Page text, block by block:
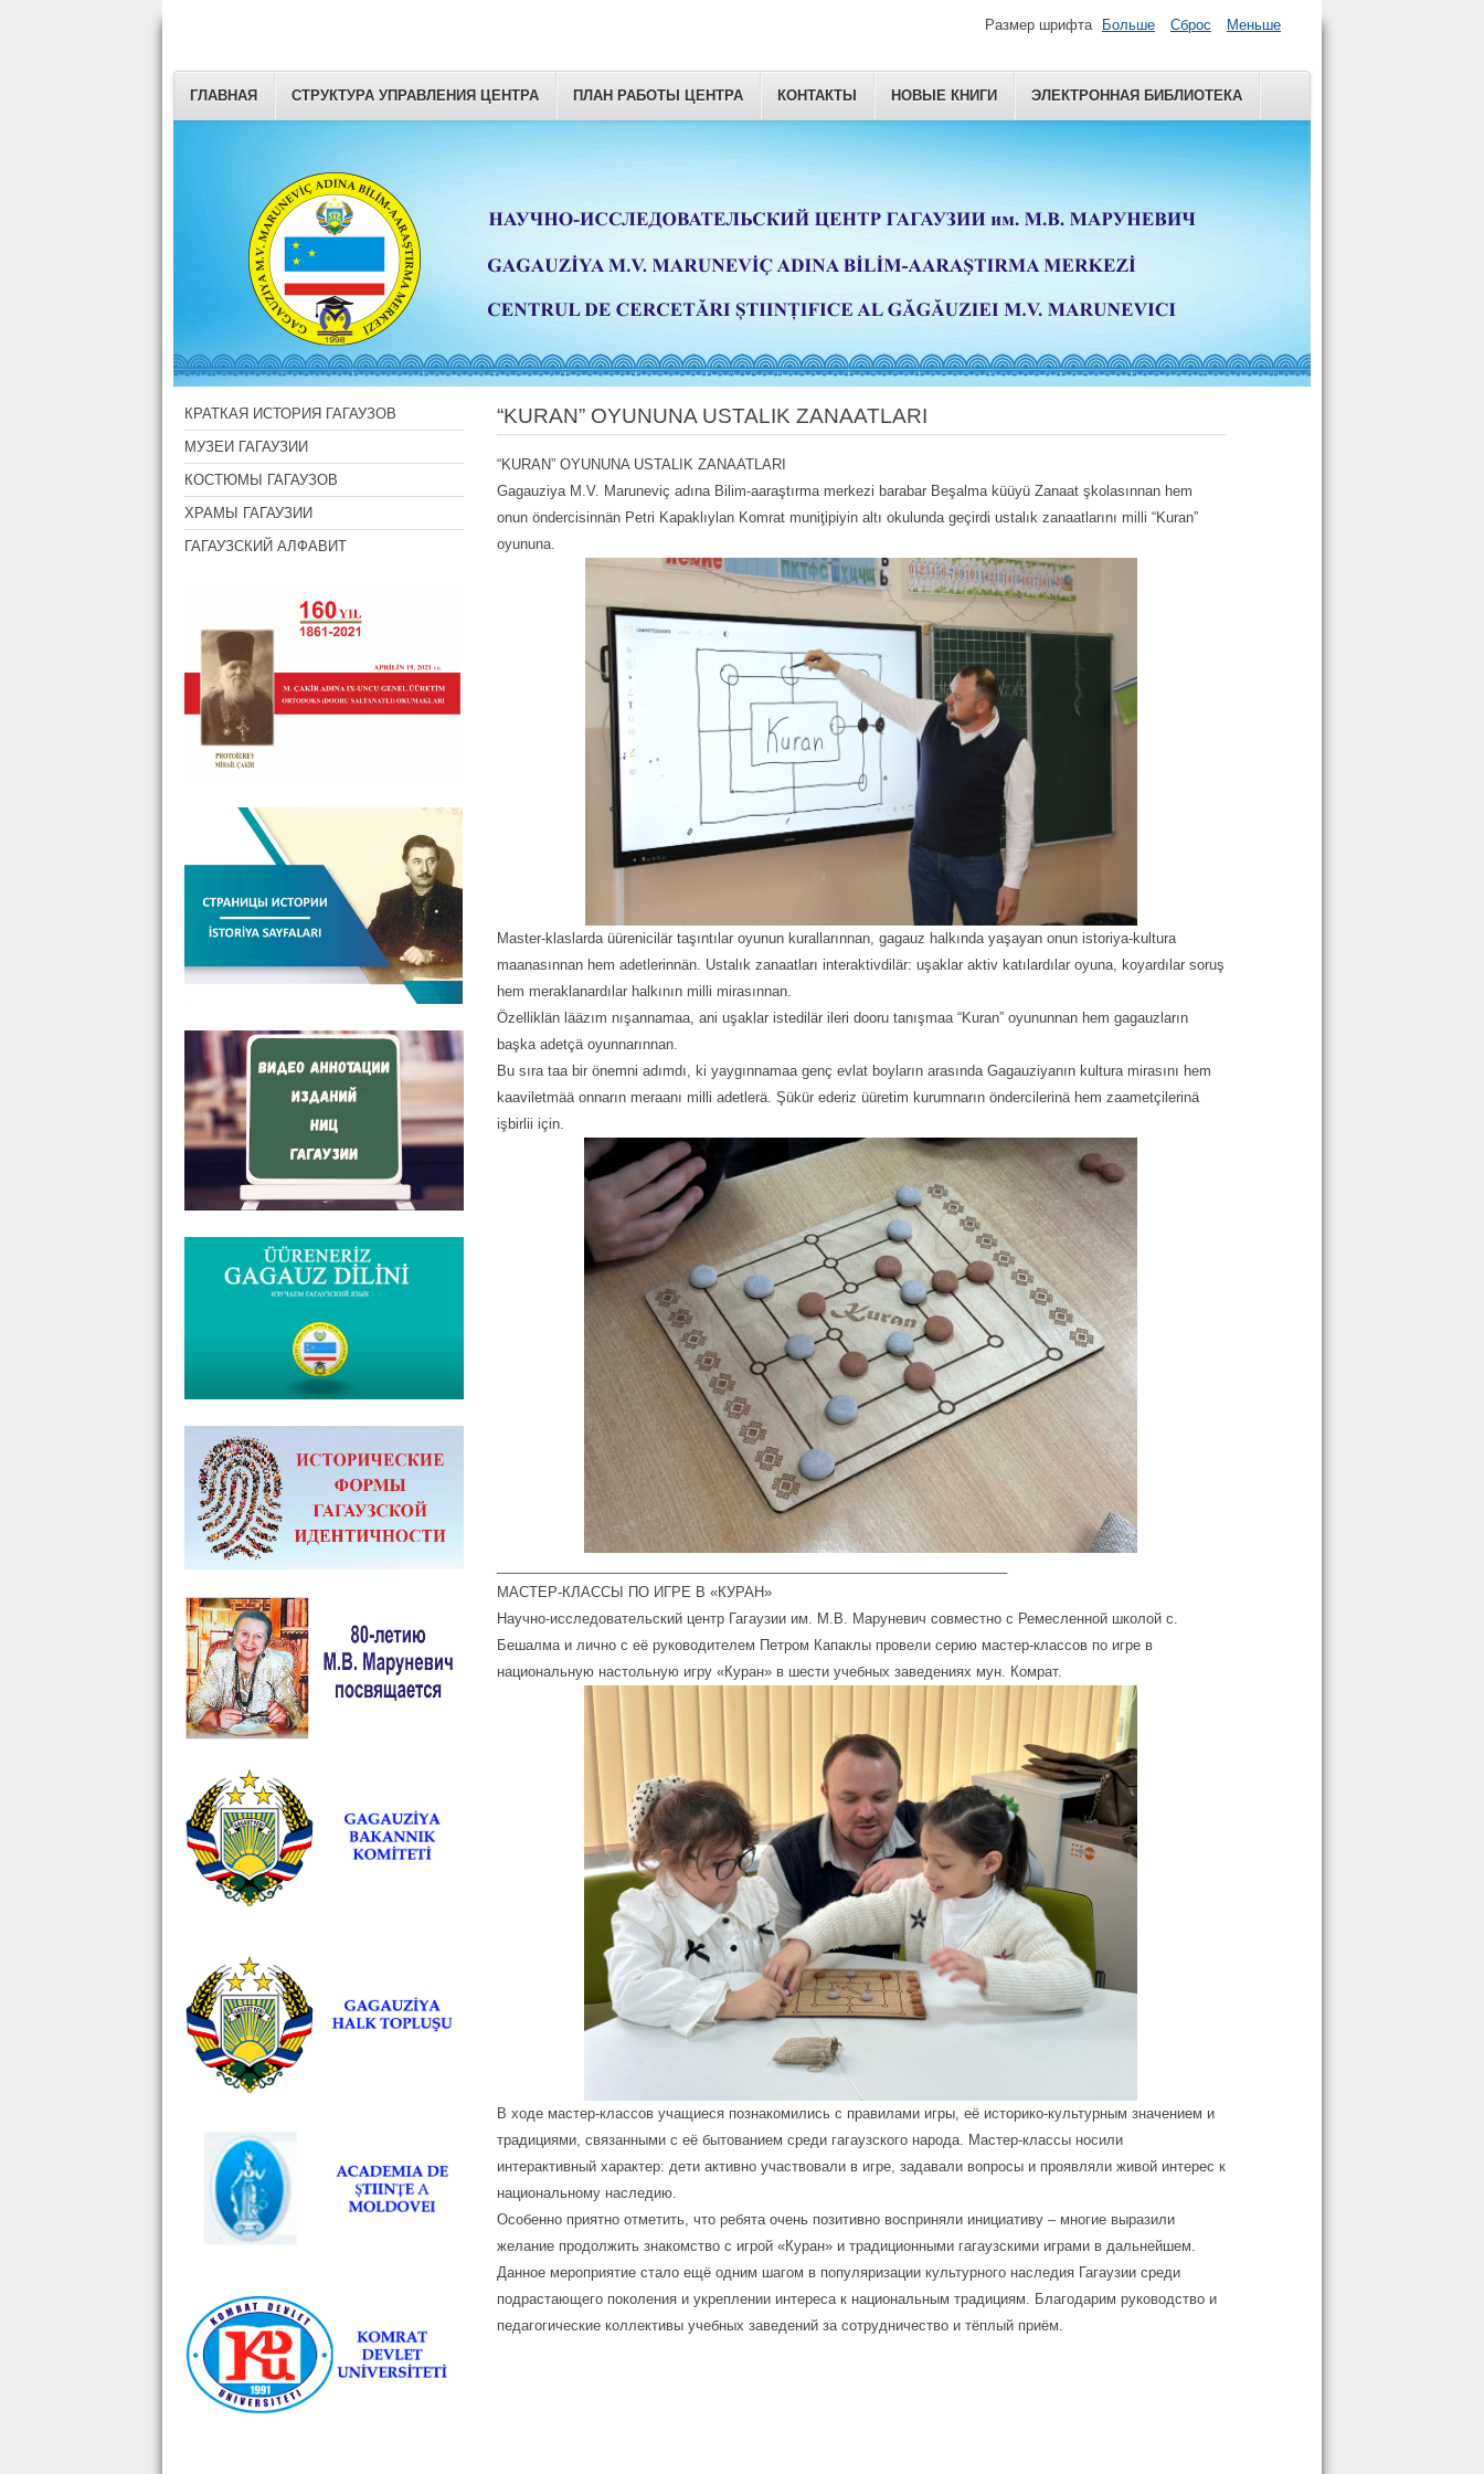
ГЛАВНАЯ СТРУКТУРА УПРАВЛЕНИЯ ЦЕНТРА ПЛАН РАБОТЫ ЦЕНТРА КОНТАКТЫ НОВЫЕ КНИГИ ЭЛЕКТРОННАЯ БИБЛИОТЕКА
Размер шрифта Больше Сброс Меньше
КРАТКАЯ ИСТОРИЯ ГАГАУЗОВ
МУЗЕИ ГАГАУЗИИ
КОСТЮМЫ ГАГАУЗОВ
ХРАМЫ ГАГАУЗИИ
ГАГАУЗСКИЙ АЛФАВИТ
“KURAN” OYUNUNA USTALIK ZANAATLARI
“KURAN” OYUNUNA USTALIK ZANAATLARI
Gagauziya M.V. Maruneviç adına Bilim-aaraştırma merkezi barabar Beşalma küüyü Zanaat şkolasınnan hem
onun öndercisinnän Petri Kapaklıylan Komrat muniţipiyin altı okulunda geçirdi ustalık zanaatlarını milli “Kuran”
oyununa.
Master-klaslarda üürenicilär taşıntılar oyunun kurallarınnan, gagauz halkında yaşayan onun istoriya-kultura
maanasınnan hem adetlerinnän. Ustalık zanaatları interaktivdilär: uşaklar aktiv katılardılar oyuna, koyardılar soruş
hem meraklanardılar halkının milli mirasınnan.
Özelliklän lääzım nışannamaa, ani uşaklar istedilär ileri dooru tanışmaa “Kuran” oyununnan hem gagauzların
başka adetçä oyunnarınnan.
Bu sıra taa bir önemni adımdı, ki yaygınnamaa genç evlat boyların arasında Gagauziyanın kultura mirasını hem
kaaviletmää onnarın meraanı milli adetlerä. Şükür ederiz üüretim kurumnarın öndercilerinä hem zaametçilerinä
işbirlii için.
МАСТЕР-КЛАССЫ ПО ИГРЕ В «КУРАН»
Научно-исследовательский центр Гагаузии им. М.В. Маруневич совместно с Ремесленной школой с.
Бешалма и лично с её руководителем Петром Капаклы провели серию мастер-классов по игре в
национальную настольную игру «Куран» в шести учебных заведениях мун. Комрат.
В ходе мастер-классов учащиеся познакомились с правилами игры, её историко-культурным значением и
традициями, связанными с её бытованием среди гагаузского народа. Мастер-классы носили
интерактивный характер: дети активно участвовали в игре, задавали вопросы и проявляли живой интерес к
национальному наследию.
Особенно приятно отметить, что ребята очень позитивно восприняли инициативу – многие выразили
желание продолжить знакомство с игрой «Куран» и традиционными гагаузскими играми в дальнейшем.
Данное мероприятие стало ещё одним шагом в популяризации культурного наследия Гагаузии среди
подрастающего поколения и укреплении интереса к национальным традициям. Благодарим руководство и
педагогические коллективы учебных заведений за сотрудничество и тёплый приём.